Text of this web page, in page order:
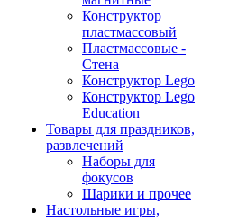
Конструктор
пластмассовый
Пластмассовые -
Стена
Конструктор Lego
Конструктор Lego
Education
Товары для праздников,
развлечений
Наборы для
фокусов
Шарики и прочее
Настольные игры,